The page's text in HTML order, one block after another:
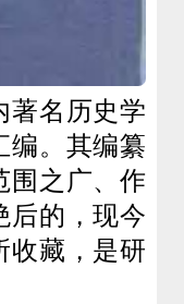
名历史学
编。其编纂
围之广、作
后的，现今
收藏，是研